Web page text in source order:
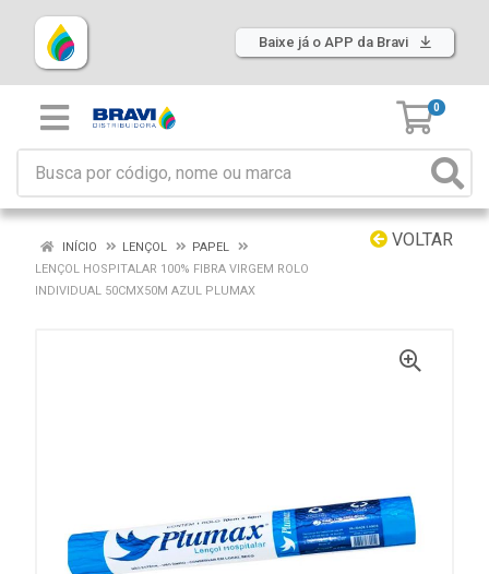
Baixe já o APP da Bravi
0
VOLTAR
INÍCIO LENÇOL
PAPEL
LENÇOL HOSPITALAR 100% FIBRA VIRGEM ROLO
INDIVIDUAL 50CMX50M AZUL PLUMAX